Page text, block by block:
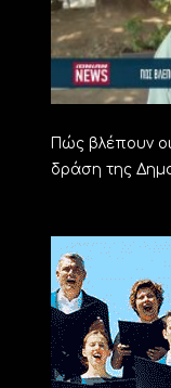
Πώς βλέπουν
δράση της